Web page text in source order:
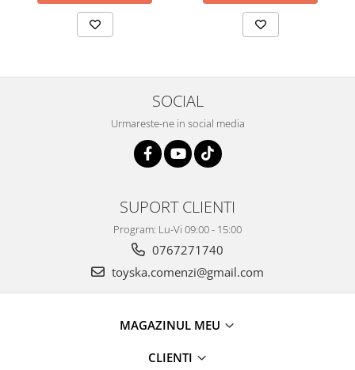
SOCIAL
Urmareste-ne in social media
SUPORT CLIENTI
Program: Lu-Vi 09:00 - 15:00
0767271740
toyska.comenzi@gmail.com
MAGAZINUL MEU
CLIENTI